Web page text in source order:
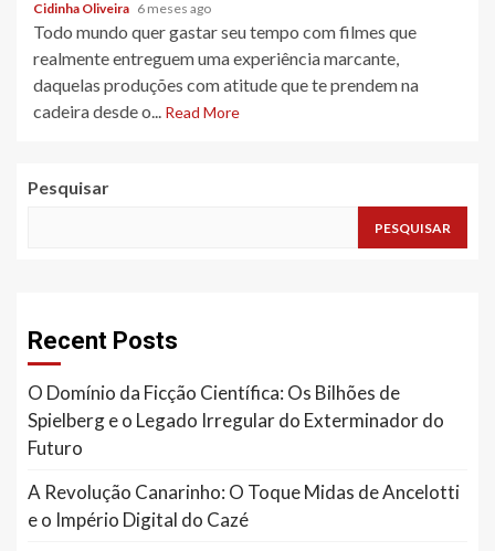
Cidinha Oliveira 6 meses ago
Todo mundo quer gastar seu tempo com filmes que
realmente entreguem uma experiência marcante,
daquelas produções com atitude que te prendem na
cadeira desde o... Read More
Pesquisar
PESQUISAR
Recent Posts
O Domínio da Ficção Científica: Os Bilhões de
Spielberg e o Legado Irregular do Exterminador do
Futuro
A Revolução Canarinho: O Toque Midas de Ancelotti
e o Império Digital do Cazé